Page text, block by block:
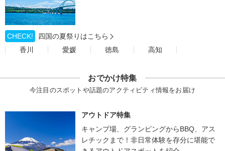
CHECK!
四国の夏祭りはこちら
香川
愛媛 徳島 高知
おでかけ特集
今注目のスポットや話題のアクティビティ情報をお届け
アウトドア特集
キャンプ場、グランピングからBBQ、アス
レチックまで！非日常体験を存分に堪能で